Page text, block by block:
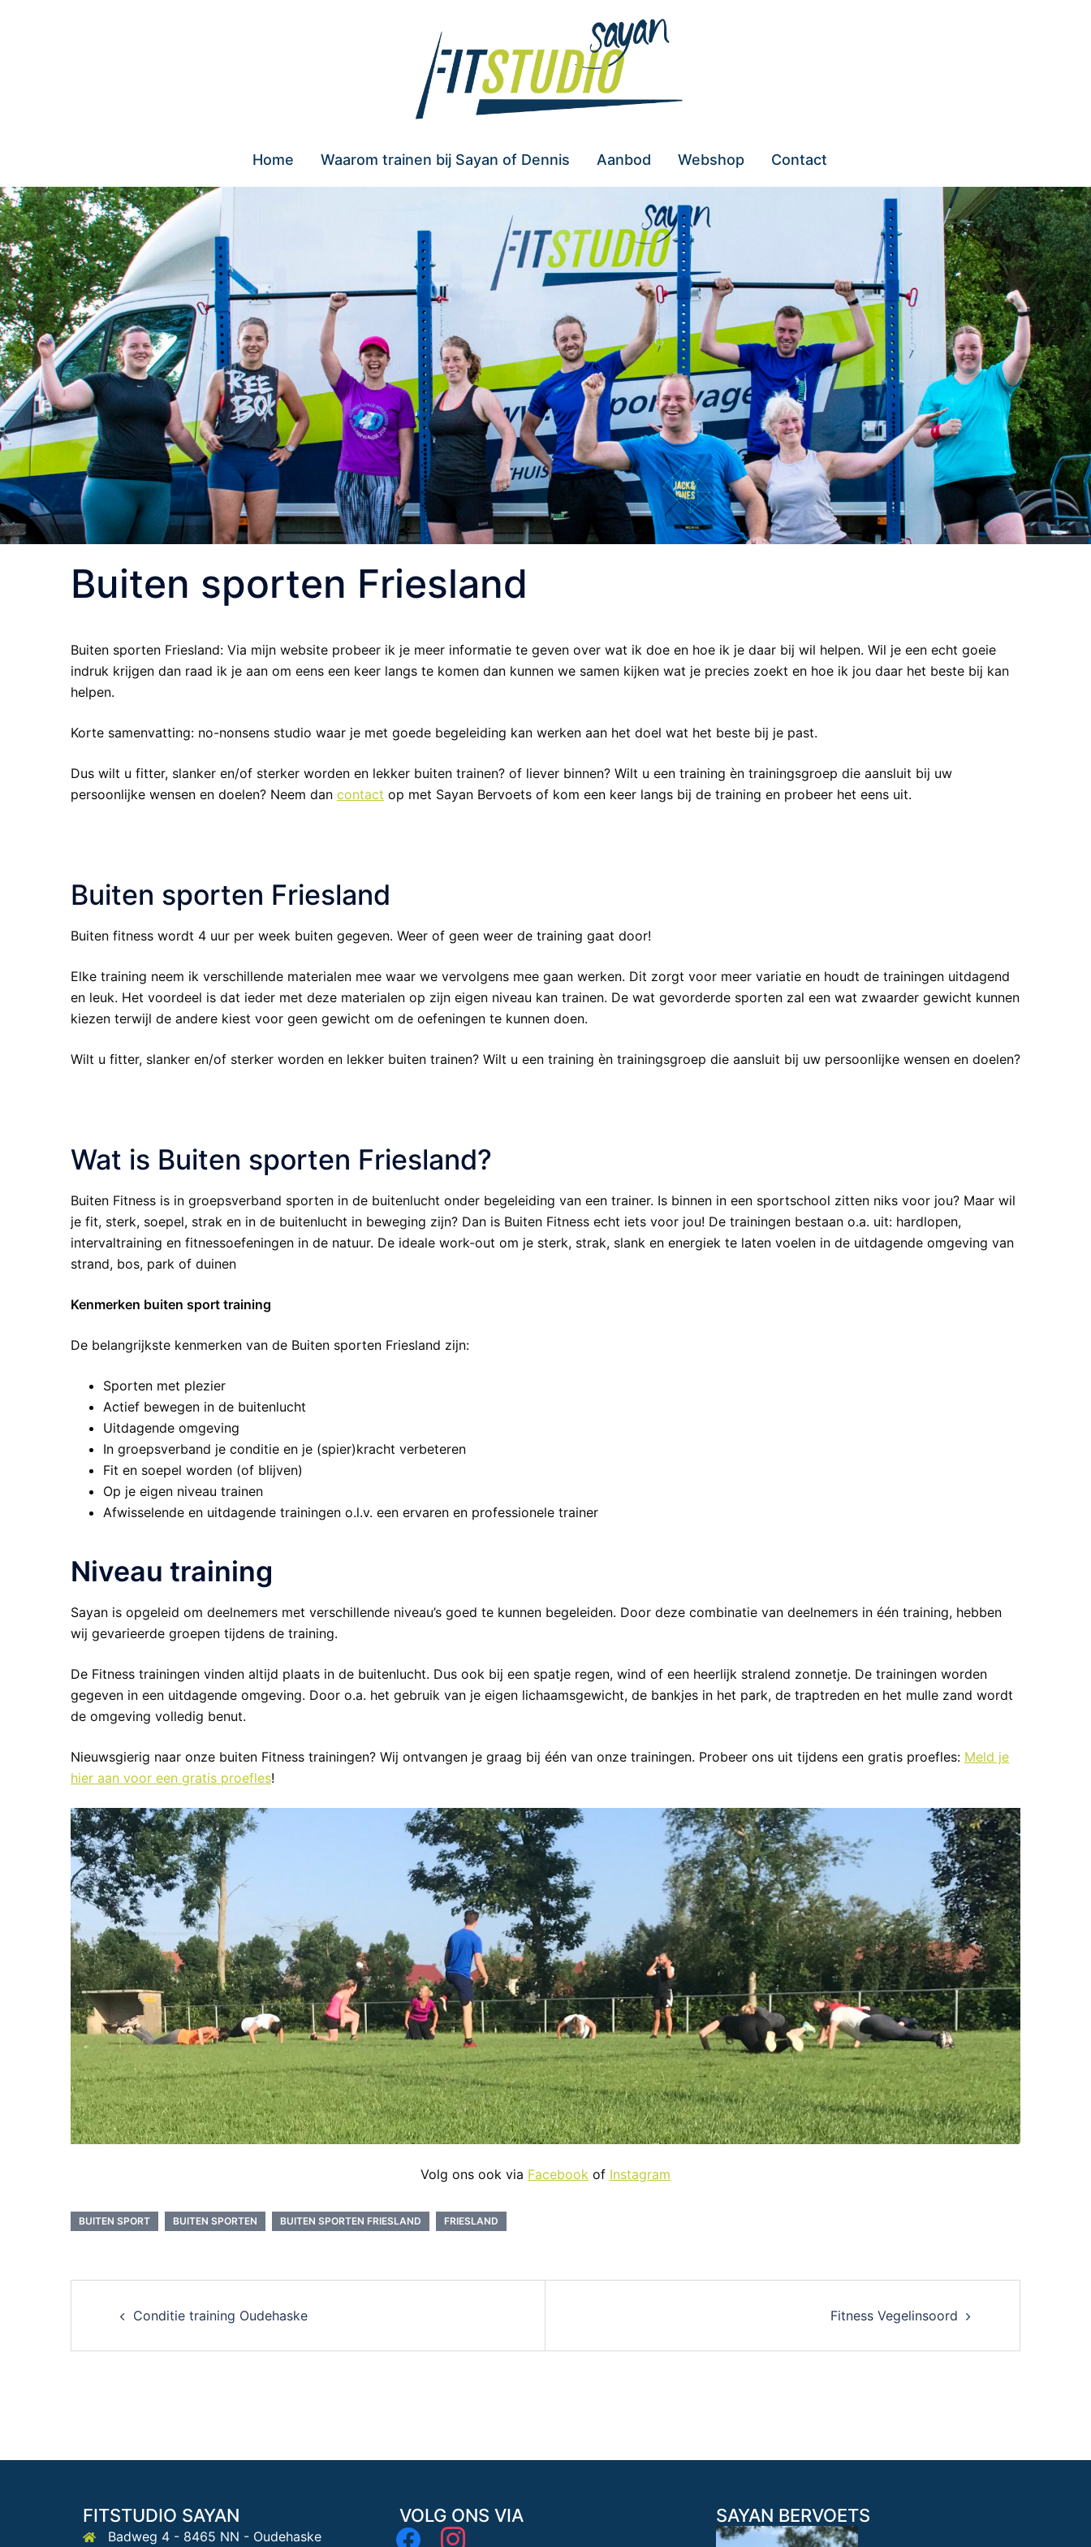
Home Waarom trainen bij Sayan of Dennis Aanbod Webshop Contact
Buiten sporten Friesland
Buiten sporten Friesland: Via mijn website probeer ik je meer informatie te geven over wat ik doe en hoe ik je daar bij wil helpen. Wil je een echt goeie
indruk krijgen dan raad ik je aan om eens een keer langs te komen dan kunnen we samen kijken wat je precies zoekt en hoe ik jou daar het beste bij kan
helpen.
Korte samenvatting: no-nonsens studio waar je met goede begeleiding kan werken aan het doel wat het beste bij je past.
Dus wilt u fitter, slanker en/of sterker worden en lekker buiten trainen? of liever binnen? Wilt u een training èn trainingsgroep die aansluit bij uw
persoonlijke wensen en doelen? Neem dan contact op met Sayan Bervoets of kom een keer langs bij de training en probeer het eens uit.
Buiten sporten Friesland
Buiten fitness wordt 4 uur per week buiten gegeven. Weer of geen weer de training gaat door!
Elke training neem ik verschillende materialen mee waar we vervolgens mee gaan werken. Dit zorgt voor meer variatie en houdt de trainingen uitdagend
en leuk. Het voordeel is dat ieder met deze materialen op zijn eigen niveau kan trainen. De wat gevorderde sporten zal een wat zwaarder gewicht kunnen
kiezen terwijl de andere kiest voor geen gewicht om de oefeningen te kunnen doen.
Wilt u fitter, slanker en/of sterker worden en lekker buiten trainen? Wilt u een training èn trainingsgroep die aansluit bij uw persoonlijke wensen en doelen?
Wat is Buiten sporten Friesland?
Buiten Fitness is in groepsverband sporten in de buitenlucht onder begeleiding van een trainer. Is binnen in een sportschool zitten niks voor jou? Maar wil
je fit, sterk, soepel, strak en in de buitenlucht in beweging zijn? Dan is Buiten Fitness echt iets voor jou! De trainingen bestaan o.a. uit: hardlopen,
intervaltraining en fitnessoefeningen in de natuur. De ideale work-out om je sterk, strak, slank en energiek te laten voelen in de uitdagende omgeving van
strand, bos, park of duinen
Kenmerken buiten sport training
De belangrijkste kenmerken van de Buiten sporten Friesland zijn:
Sporten met plezier
Actief bewegen in de buitenlucht
Uitdagende omgeving
In groepsverband je conditie en je (spier)kracht verbeteren
Fit en soepel worden (of blijven)
Op je eigen niveau trainen
Afwisselende en uitdagende trainingen o.l.v. een ervaren en professionele trainer
Niveau training
Sayan is opgeleid om deelnemers met verschillende niveau’s goed te kunnen begeleiden. Door deze combinatie van deelnemers in één training, hebben
wij gevarieerde groepen tijdens de training.
De Fitness trainingen vinden altijd plaats in de buitenlucht. Dus ook bij een spatje regen, wind of een heerlijk stralend zonnetje. De trainingen worden
gegeven in een uitdagende omgeving. Door o.a. het gebruik van je eigen lichaamsgewicht, de bankjes in het park, de traptreden en het mulle zand wordt
de omgeving volledig benut.
Nieuwsgierig naar onze buiten Fitness trainingen? Wij ontvangen je graag bij één van onze trainingen. Probeer ons uit tijdens een gratis proefles: Meld je
hier aan voor een gratis proefles!
Volg ons ook via Facebook of Instagram
BUITEN SPORT BUITEN SPORTEN BUITEN SPORTEN FRIESLAND FRIESLAND
navigation
Conditie training Oudehaske Fitness Vegelinsoord
FITSTUDIO SAYAN
Badweg 4 - 8465 NN - Oudehaske
VOLG ONS VIA
facebookinstagram
SAYAN BERVOETS